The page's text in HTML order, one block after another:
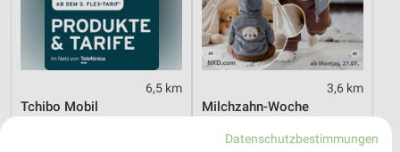
6,5 km
Tchibo Mobil
3,6 km
Milchzahn-Woche
Datenschutzbestimmungen